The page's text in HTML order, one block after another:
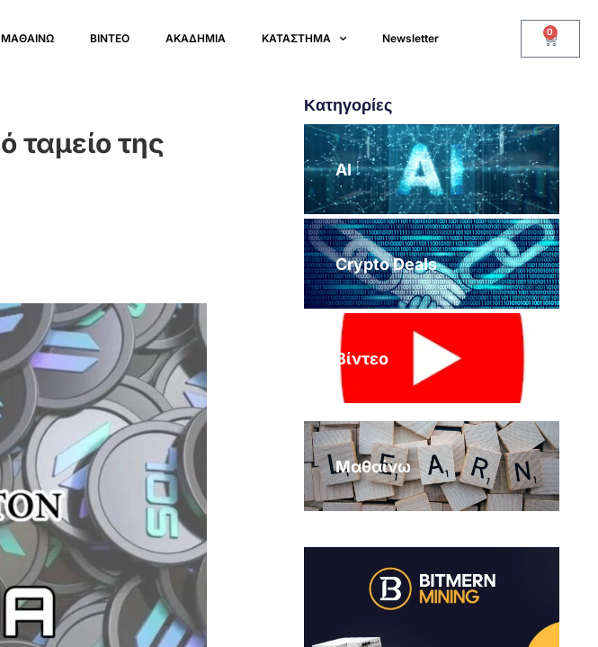
ΜΑΘΑΙΝΩ ΒΙΝΤΕΟ ΑΚΑΔΗΜΙΑ ΚΑΤΑΣΤΗΜΑ Newsletter 0
ταμείο της
Κατηγορίες
AI
Crypto Deals
Βίντεο
Μαθαίνω